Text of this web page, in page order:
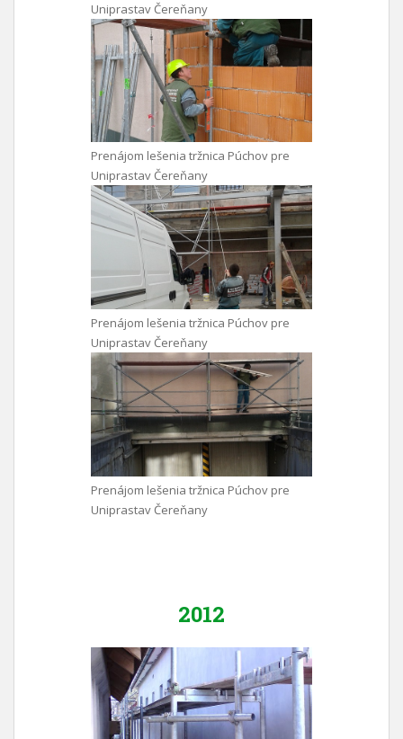
Uniprastav Čereňany
Prenájom lešenia tržnica Púchov pre
Uniprastav Čereňany
Prenájom lešenia tržnica Púchov pre
Uniprastav Čereňany
Prenájom lešenia tržnica Púchov pre
Uniprastav Čereňany
2012